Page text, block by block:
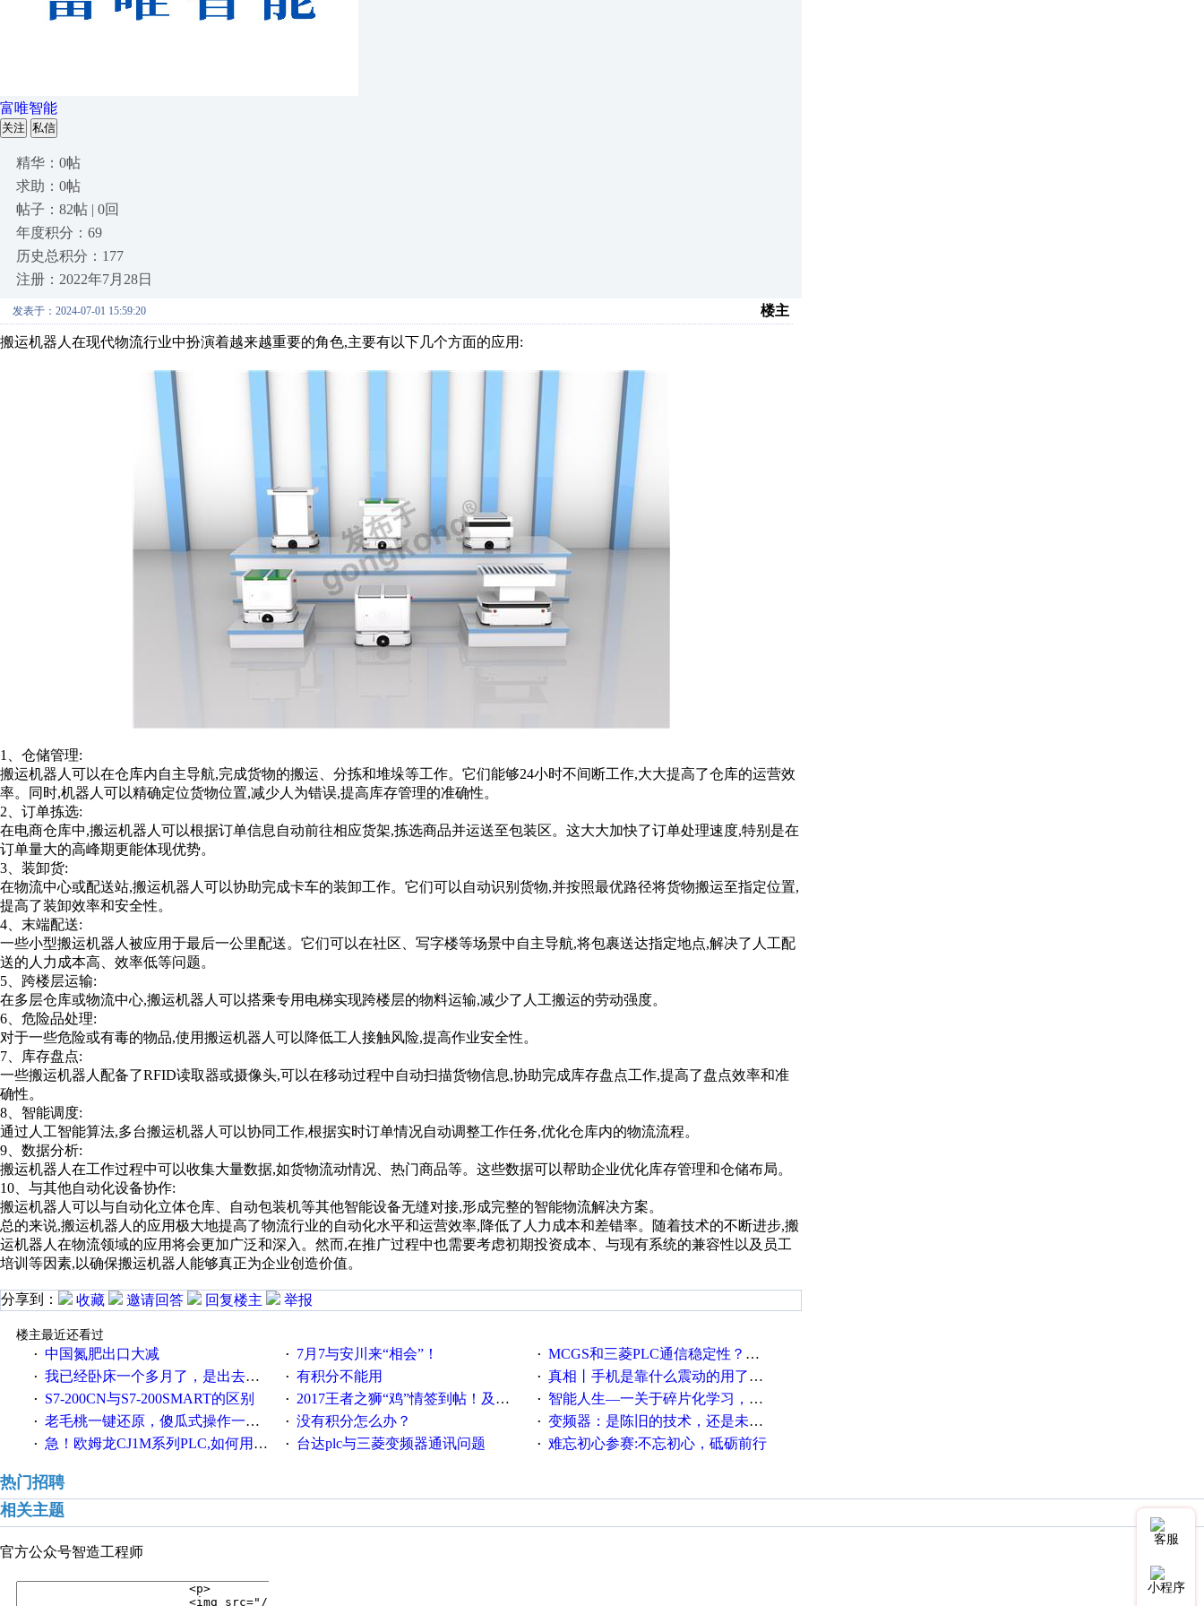
富唯智能
关注 私信
精华：0帖
求助：0帖
帖子：82帖 | 0回
年度积分：69
历史总积分：177
注册：2022年7月28日
发表于：2024-07-01 15:59:20 楼主
搬运机器人在现代物流行业中扮演着越来越重要的角色,主要有以下几个方面的应用:
1、仓储管理:
搬运机器人可以在仓库内自主导航,完成货物的搬运、分拣和堆垛等工作。它们能够24小时不间断工作,大大提高了仓库的运营效
率。同时,机器人可以精确定位货物位置,减少人为错误,提高库存管理的准确性。
2、订单拣选:
在电商仓库中,搬运机器人可以根据订单信息自动前往相应货架,拣选商品并运送至包装区。这大大加快了订单处理速度,特别是在
订单量大的高峰期更能体现优势。
3、装卸货:
在物流中心或配送站,搬运机器人可以协助完成卡车的装卸工作。它们可以自动识别货物,并按照最优路径将货物搬运至指定位置,
提高了装卸效率和安全性。
4、末端配送:
一些小型搬运机器人被应用于最后一公里配送。它们可以在社区、写字楼等场景中自主导航,将包裹送达指定地点,解决了人工配
送的人力成本高、效率低等问题。
5、跨楼层运输:
在多层仓库或物流中心,搬运机器人可以搭乘专用电梯实现跨楼层的物料运输,减少了人工搬运的劳动强度。
6、危险品处理:
对于一些危险或有毒的物品,使用搬运机器人可以降低工人接触风险,提高作业安全性。
7、库存盘点:
一些搬运机器人配备了RFID读取器或摄像头,可以在移动过程中自动扫描货物信息,协助完成库存盘点工作,提高了盘点效率和准
确性。
8、智能调度:
通过人工智能算法,多台搬运机器人可以协同工作,根据实时订单情况自动调整工作任务,优化仓库内的物流流程。
9、数据分析:
搬运机器人在工作过程中可以收集大量数据,如货物流动情况、热门商品等。这些数据可以帮助企业优化库存管理和仓储布局。
10、与其他自动化设备协作:
搬运机器人可以与自动化立体仓库、自动包装机等其他智能设备无缝对接,形成完整的智能物流解决方案。
总的来说,搬运机器人的应用极大地提高了物流行业的自动化水平和运营效率,降低了人力成本和差错率。随着技术的不断进步,搬
运机器人在物流领域的应用将会更加广泛和深入。然而,在推广过程中也需要考虑初期投资成本、与现有系统的兼容性以及员工
培训等因素,以确保搬运机器人能够真正为企业创造价值。
分享到： 收藏 邀请回答 回复楼主 举报
楼主最近还看过
· 中国氮肥出口大减 · 7月7与安川来“相会”！ · MCGS和三菱PLC通信稳定性？？？
· 我已经卧床一个多月了，是出去安装机械手在高速遭遇车祸所致:大家工作都要特别注意啊 · 有积分不能用 · 真相丨手机是靠什么震动的用了这么多年才知道！
· S7-200CN与S7-200SMART的区别 · 2017王者之狮“鸡”情签到帖！及时更新在线研讨会预告 · 智能人生—一关于碎片化学习，看这一篇就够了！
· 老毛桃一键还原，傻瓜式操作一键轻松备份还原；程序为向导式安装，一键即可实现自动备份或还原系统。 · 没有积分怎么办？ · 变频器：是陈旧的技术，还是未来的幕后英雄？
· 急！欧姆龙CJ1M系列PLC,如何用时间控制变频器。要求时间在组态王中可以自由输入！拜托各位大神了！ · 台达plc与三菱变频器通讯问题 · 难忘初心参赛:不忘初心，砥砺前行
热门招聘
相关主题
官方公众号智造工程师
客服
小程序